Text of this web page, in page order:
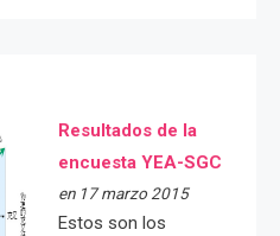
Resultados de la
encuesta YEA-SGC
en 17 marzo 2015
Estos son los